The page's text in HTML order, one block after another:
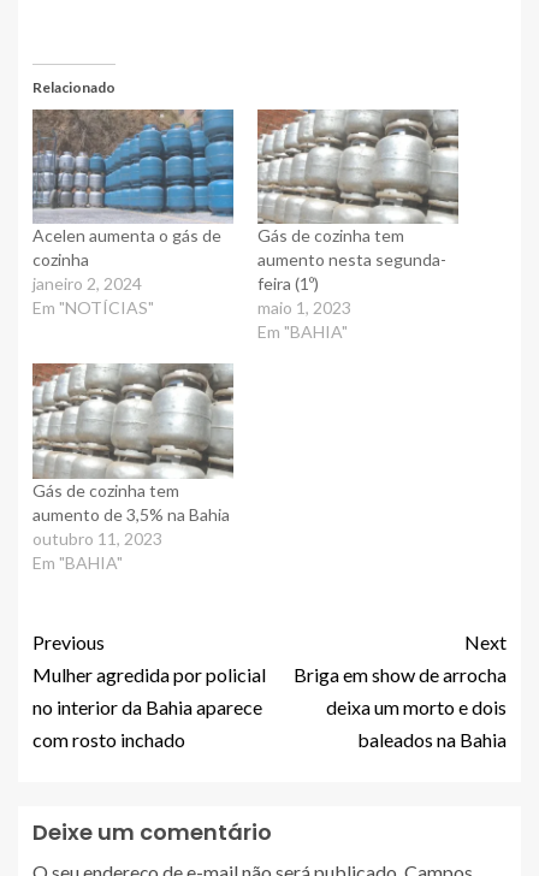
Relacionado
Acelen aumenta o gás de
cozinha
janeiro 2, 2024
Em "NOTÍCIAS"
Gás de cozinha tem
aumento nesta segunda-
feira (1º)
maio 1, 2023
Em "BAHIA"
Gás de cozinha tem
aumento de 3,5% na Bahia
outubro 11, 2023
Em "BAHIA"
Previous
Mulher agredida por policial
no interior da Bahia aparece
com rosto inchado
Next
Briga em show de arrocha
deixa um morto e dois
baleados na Bahia
Deixe um comentário
O seu endereço de e-mail não será publicado. Campos